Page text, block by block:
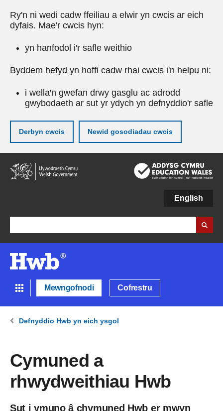
Ry'n ni wedi cadw ffeiliau a elwir yn cwcis ar eich
dyfais. Mae'r cwcis hyn:
yn hanfodol i'r safle weithio
Byddem hefyd yn hoffi cadw rhai cwcis i'n helpu ni:
i wella'n gwefan drwy gasglu ac adrodd
gwybodaeth ar sut yr ydych yn defnyddio'r safle
Derbyn cwcis Newid gosodiadau cwcis
Neidio
i'r
prif
English
Mewngofnodi Cofrestru
Defnyddio Hwb yn eich ysgol
Cymuned a
rhwydweithiau Hwb
Sut i ymuno â chymuned Hwb er mwyn